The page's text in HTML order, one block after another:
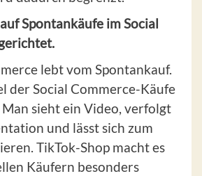
Spontankäufe im Social
lebt vom Spontankauf.
der Social Commerce-Käufe
sieht ein Video, verfolgt
und lässt sich zum
TikTok-Shop macht es
Käufern besonders